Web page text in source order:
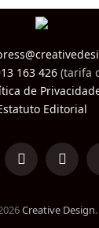
163 426(tarifa
de
Editorial
Facebook
Creative Design.